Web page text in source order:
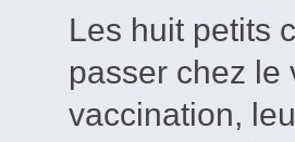
Les huit petits
passer chez le
vaccination,